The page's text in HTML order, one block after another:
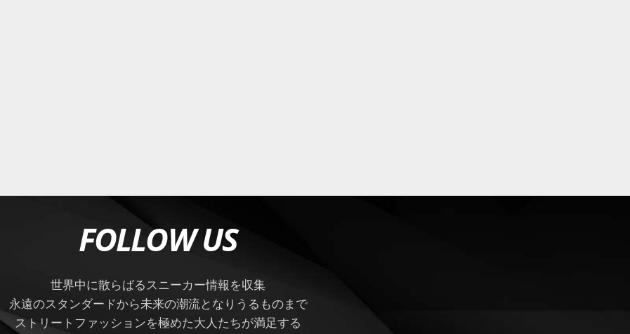
FOLLOW US
世界中に散らばるスニーカー情報を収集
永遠のスタンダードから未来の潮流となりうるものまで
ストリートファッションを極めた大人たちが満足する